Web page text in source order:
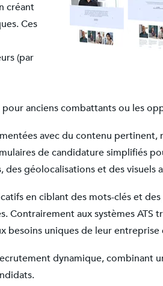
créant
Ces
(par
anciens combattants ou les
avec du contenu
de candidature simplifiés
géolocalisations et des visuels
en ciblant des mots-clés et
aux systèmes ATS
besoins uniques de leur
dynamique, combinant